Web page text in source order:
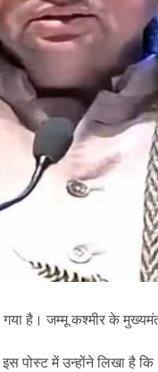
है। जम्मू कश्मीर के
पोस्ट में उन्होंने लिखा है कि